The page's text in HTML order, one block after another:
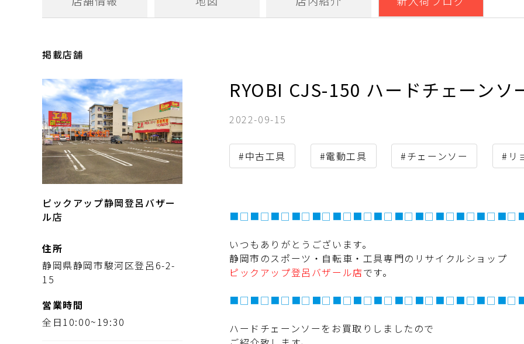
掲載店舗
ピックアップ静岡登呂バザー
ル店
住所
静岡県静岡市駿河区登呂6-2-
15
営業時間
全日10:00~19:30
RYOBI CJS-150 ハードチェーン
2022-09-15
#中古工具 #電動工具 #チェーンソー #リ
いつもありがとうございます。
静岡市のスポーツ・自転車・工具専門のリサイクルショップ
ピックアップ登呂バザール店です。
ハードチェーンソー をお買取りしましたので